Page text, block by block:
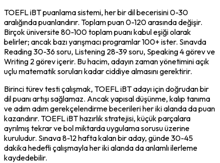
TOEFL iBT puanlama sistemi, her bir dil becerisini 0-30
aralığında puanlandırır. Toplam puan 0-120 arasında değişir.
Birçok üniversite 80-100 toplam puanı kabul eşiği olarak
belirler; ancak bazı yarışmacı programlar 100+ ister. Sınavda
Reading 30-36 soru, Listening 28-39 soru, Speaking 4 görev ve
Writing 2 görev içerir. Bu hacim, adayın zaman yönetimini açık
uçlu matematik soruları kadar ciddiye almasını gerektirir.
Birinci türev testi çalışmak, TOEFL iBT adayı için doğrudan bir
dil puanı artışı sağlamaz. Ancak yapısal düşünme, kalıp tanıma
ve adım adım gerekçelendirme becerileri her iki alanda da puan
kazandırır. TOEFL iBT hazırlık stratejisi, küçük parçalara
ayrılmış tekrar ve bol miktarda uygulama sorusu üzerine
kuruludur. Sınava 8-12 hafta kalan bir aday, günde 30-45
dakika hedefli çalışmayla her iki alanda da anlamlı ilerleme
kaydedebilir.